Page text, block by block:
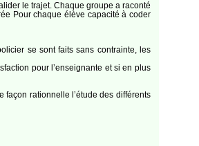
le trajet. Chaque groupe a raconté
Pour chaque élève capacité à coder
se sont faits sans contrainte, les
pour l’enseignante et si en plus
façon rationnelle l’étude des différents